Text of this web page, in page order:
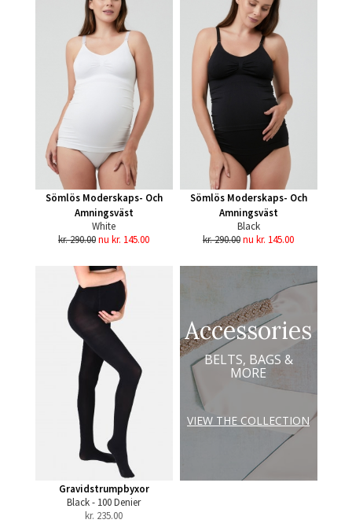
Sömlös Moderskaps- Och
Amningsväst
White
kr. 290.00nu kr. 145.00
Sömlös Moderskaps- Och
Amningsväst
Black
kr. 290.00nu kr. 145.00
Gravidstrumpbyxor
Black - 100 Denier
kr. 235.00
Accessories
BELTS, BAGS &
MORE
VIEW THE COLLECTION